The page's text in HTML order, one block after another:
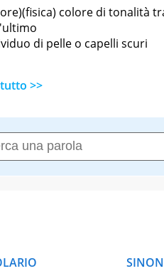
colore di tonalità
di pelle o capelli scuri
>>